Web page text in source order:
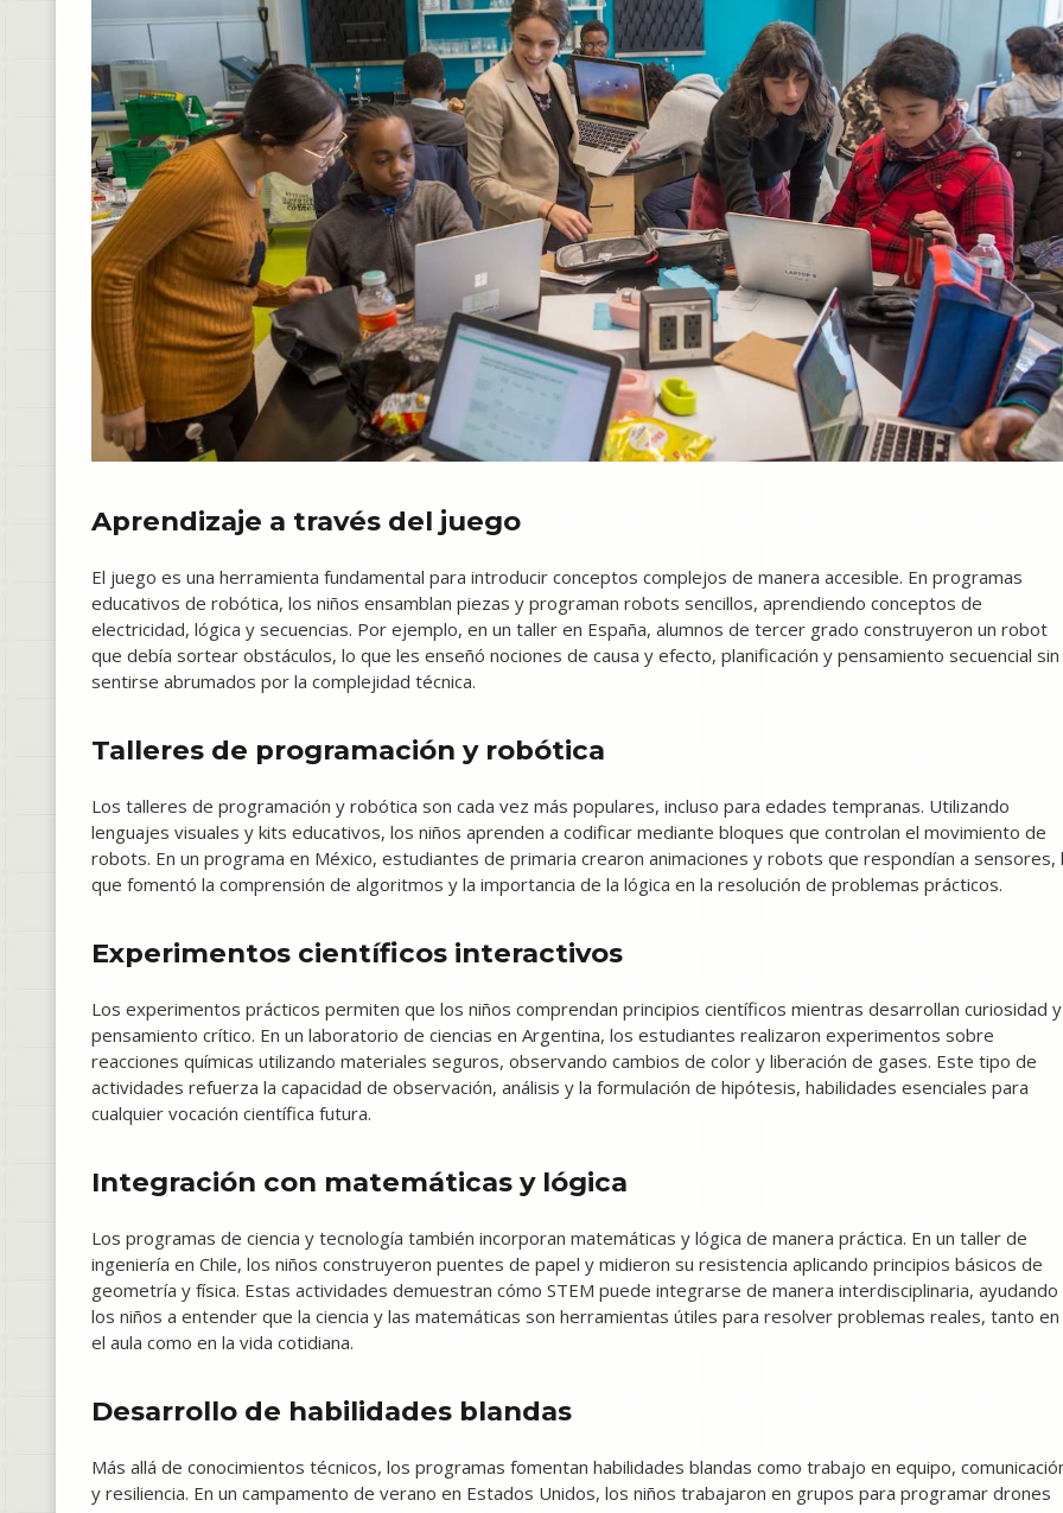
Aprendizaje a través del juego
El juego es una herramienta fundamental para introducir conceptos complejos de manera accesible. En programas
educativos de robótica, los niños ensamblan piezas y programan robots sencillos, aprendiendo conceptos de
electricidad, lógica y secuencias. Por ejemplo, en un taller en España, alumnos de tercer grado construyeron un robot
que debía sortear obstáculos, lo que les enseñó nociones de causa y efecto, planificación y pensamiento secuencial sin
sentirse abrumados por la complejidad técnica.
Talleres de programación y robótica
Los talleres de programación y robótica son cada vez más populares, incluso para edades tempranas. Utilizando
lenguajes visuales y kits educativos, los niños aprenden a codificar mediante bloques que controlan el movimiento de
robots. En un programa en México, estudiantes de primaria crearon animaciones y robots que respondían a sensores,
que fomentó la comprensión de algoritmos y la importancia de la lógica en la resolución de problemas prácticos.
Experimentos científicos interactivos
Los experimentos prácticos permiten que los niños comprendan principios científicos mientras desarrollan curiosidad y
pensamiento crítico. En un laboratorio de ciencias en Argentina, los estudiantes realizaron experimentos sobre
reacciones químicas utilizando materiales seguros, observando cambios de color y liberación de gases. Este tipo de
actividades refuerza la capacidad de observación, análisis y la formulación de hipótesis, habilidades esenciales para
cualquier vocación científica futura.
Integración con matemáticas y lógica
Los programas de ciencia y tecnología también incorporan matemáticas y lógica de manera práctica. En un taller de
ingeniería en Chile, los niños construyeron puentes de papel y midieron su resistencia aplicando principios básicos de
geometría y física. Estas actividades demuestran cómo STEM puede integrarse de manera interdisciplinaria, ayudando
los niños a entender que la ciencia y las matemáticas son herramientas útiles para resolver problemas reales, tanto en
el aula como en la vida cotidiana.
Desarrollo de habilidades blandas
Más allá de conocimientos técnicos, los programas fomentan habilidades blandas como trabajo en equipo,
y resiliencia. En un campamento de verano en Estados Unidos, los niños trabajaron en grupos para programar drones